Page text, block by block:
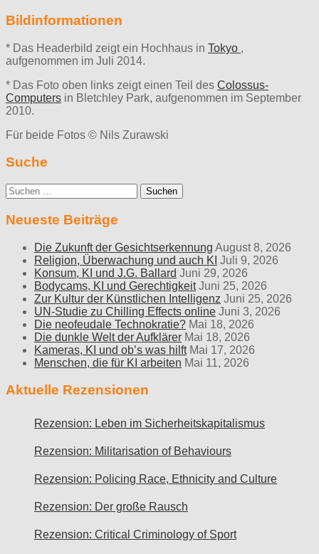
Bildinformationen
* Das Headerbild zeigt ein Hochhaus in Tokyo ,
aufgenommen im Juli 2014.
* Das Foto oben links zeigt einen Teil des Colossus-
Computers in Bletchley Park, aufgenommen im September
2010.
Für beide Fotos © Nils Zurawski
Suche
Suche
nach:
Neueste Beiträge
Die Zukunft der Gesichtserkennung August 8, 2026
Religion, Überwachung und auch KI Juli 9, 2026
Konsum, KI und J.G. Ballard Juni 29, 2026
Bodycams, KI und Gerechtigkeit Juni 25, 2026
Zur Kultur der Künstlichen Intelligenz Juni 25, 2026
UN-Studie zu Chilling Effects online Juni 3, 2026
Die neofeudale Technokratie? Mai 18, 2026
Die dunkle Welt der Aufklärer Mai 18, 2026
Kameras, KI und ob’s was hilft Mai 17, 2026
Menschen, die für KI arbeiten Mai 11, 2026
Aktuelle Rezensionen
Rezension: Leben im Sicherheitskapitalismus
Rezension: Militarisation of Behaviours
Rezension: Policing Race, Ethnicity and Culture
Rezension: Der große Rausch
Rezension: Critical Criminology of Sport